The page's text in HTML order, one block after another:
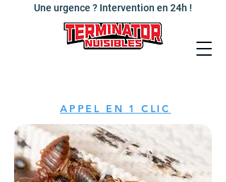
Une urgence ? Intervention en 24h !
APPEL EN 1 CLIC